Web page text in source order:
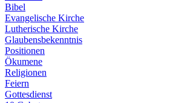
Bibel
Evangelische Kirche
Lutherische Kirche
Glaubensbekenntnis
Positionen
Ökumene
Religionen
Feiern
Gottesdienst